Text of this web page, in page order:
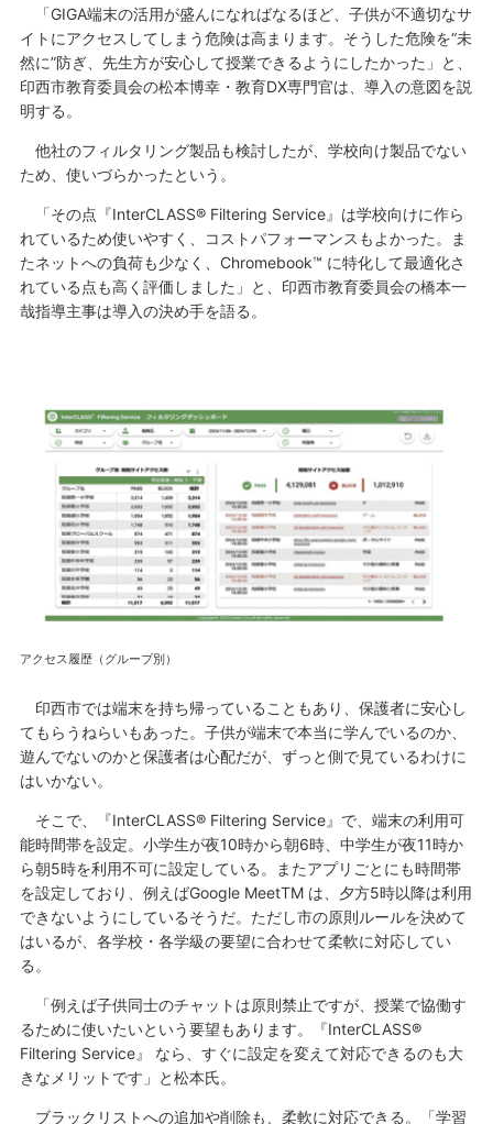
「GIGA端末の活用が盛んになればなるほど、子供が不適切なサ
イトにアクセスしてしまう危険は高まります。そうした危険を“未
然に”防ぎ、先生方が安心して授業できるようにしたかった」と、
印西市教育委員会の松本博幸・教育DX専門官は、導入の意図を説
明する。
他社のフィルタリング製品も検討したが、学校向け製品でない
ため、使いづらかったという。
「その点『InterCLASS® Filtering Service』は学校向けに作ら
れているため使いやすく、コストパフォーマンスもよかった。ま
たネットへの負荷も少なく、Chromebook™ に特化して最適化さ
れている点も高く評価しました」と、印西市教育委員会の橋本一
哉指導主事は導入の決め手を語る。
アクセス履歴（グループ別）
印西市では端末を持ち帰っていることもあり、保護者に安心し
てもらうねらいもあった。子供が端末で本当に学んでいるのか、
遊んでないのかと保護者は心配だが、ずっと側で見ているわけに
はいかない。
そこで、『InterCLASS® Filtering Service』で、端末の利用可
能時間帯を設定。小学生が夜10時から朝6時、中学生が夜11時か
ら朝5時を利用不可に設定している。またアプリごとにも時間帯
を設定しており、例えばGoogle MeetTM は、夕方5時以降は利用
できないようにしているそうだ。ただし市の原則ルールを決めて
はいるが、各学校・各学級の要望に合わせて柔軟に対応してい
る。
「例えば子供同士のチャットは原則禁止ですが、授業で協働す
るために使いたいという要望もあります。『InterCLASS®
Filtering Service』 なら、すぐに設定を変えて対応できるのも大
きなメリットです」と松本氏。
ブラックリストへの追加や削除も、柔軟に対応できる。「学習